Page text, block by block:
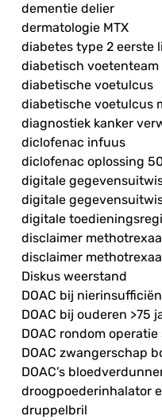
dementie delier
dermatologie MTX
diabetes type 2 eerste
diabetisch voetenteam
diabetische voetulcus
diabetische voetulcus
diagnostiek kanker
diclofenac infuus
diclofenac oplossing
digitale
digitale
digitale
disclaimer
disclaimer
Diskus weerstand
DOAC bij
DOAC bij ouderen >75
DOAC rondom
DOAC zwangerschap
DOAC’s
droogpoederinhalator
druppelbril